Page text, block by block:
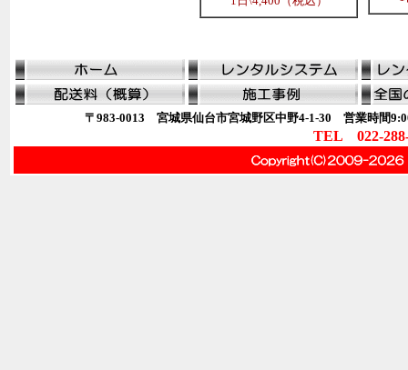
〒983-0013 宮城県仙台市宮城野区中野4-1-30 営業時間
TEL 022-